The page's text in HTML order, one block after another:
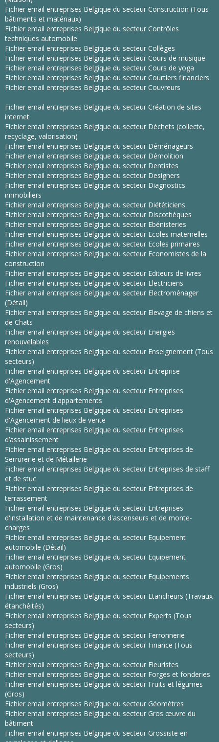
Fichier email entreprises Belgique du secteur Construction (Tous
bâtiments et matériaux)
Fichier email entreprises Belgique du secteur Contrôles
techniques automobile
Fichier email entreprises Belgique du secteur Collèges
Fichier email entreprises Belgique du secteur Cours de musique
Fichier email entreprises Belgique du secteur Cours de yoga
Fichier email entreprises Belgique du secteur Courtiers financiers
Fichier email entreprises Belgique du secteur Couvreurs
Fichier email entreprises Belgique du secteur Création de sites
internet
Fichier email entreprises Belgique du secteur Déchets (collecte,
recyclage, valorisation)
Fichier email entreprises Belgique du secteur Déménageurs
Fichier email entreprises Belgique du secteur Démolition
Fichier email entreprises Belgique du secteur Dentistes
Fichier email entreprises Belgique du secteur Designers
Fichier email entreprises Belgique du secteur Diagnostics
immobiliers
Fichier email entreprises Belgique du secteur Diététiciens
Fichier email entreprises Belgique du secteur Discothèques
Fichier email entreprises Belgique du secteur Ebénisteries
Fichier email entreprises Belgique du secteur Ecoles maternelles
Fichier email entreprises Belgique du secteur Ecoles primaires
Fichier email entreprises Belgique du secteur Economistes de la
construction
Fichier email entreprises Belgique du secteur Editeurs de livres
Fichier email entreprises Belgique du secteur Electriciens
Fichier email entreprises Belgique du secteur Electroménager
(Détail)
Fichier email entreprises Belgique du secteur Elevage de chiens et
de Chats
Fichier email entreprises Belgique du secteur Energies
renouvelables
Fichier email entreprises Belgique du secteur Enseignement (Tous
secteurs)
Fichier email entreprises Belgique du secteur Entreprise
d'Agencement
Fichier email entreprises Belgique du secteur Entreprises
d'Agencement d'appartements
Fichier email entreprises Belgique du secteur Entreprises
d'Agencement de lieux de vente
Fichier email entreprises Belgique du secteur Entreprises
d’assainissement
Fichier email entreprises Belgique du secteur Entreprises de
Serrurerie et de Métallerie
Fichier email entreprises Belgique du secteur Entreprises de staff
et de stuc
Fichier email entreprises Belgique du secteur Entreprises de
terrassement
Fichier email entreprises Belgique du secteur Entreprises
d'installation et de maintenance d'ascenseurs et de monte-
charges
Fichier email entreprises Belgique du secteur Equipement
automobile (Détail)
Fichier email entreprises Belgique du secteur Equipement
automobile (Gros)
Fichier email entreprises Belgique du secteur Equipements
industriels (Gros)
Fichier email entreprises Belgique du secteur Etancheurs (Travaux
étanchéités)
Fichier email entreprises Belgique du secteur Experts (Tous
secteurs)
Fichier email entreprises Belgique du secteur Ferronnerie
Fichier email entreprises Belgique du secteur Finance (Tous
secteurs)
Fichier email entreprises Belgique du secteur Fleuristes
Fichier email entreprises Belgique du secteur Forges et fonderies
Fichier email entreprises Belgique du secteur Fruits et légumes
(Gros)
Fichier email entreprises Belgique du secteur Géomètres
Fichier email entreprises Belgique du secteur Gros œuvre du
bâtiment
Fichier email entreprises Belgique du secteur Grossiste en